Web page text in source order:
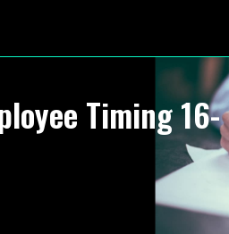
Timing 16-